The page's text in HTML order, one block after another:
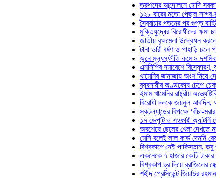
তরুণদের আন্দোলনে মোদি সরকার
১২৮ বারের মতো পেছাল সাগর-রুনি
স্বৈরাচার পতনের পর গুপ্ত বাহিনীর
মুক্তিযুদ্ধের বিরোধীদের ক্ষমা চাইতে
জাতীয় বৃক্ষমেলা উদ্বোধন করলেন
টানা ভারী বর্ষণ ও পাহাড়ি ঢলে
জুনে মূল্যস্ফীতি কমে ৯ দশমিক ১৬
এনসিপির সমাবেশে বিস্ফোরণ,
খামেনির জানাজায় অংশ নিয়ে দেশে
ব্যবসায়ীর অণ্ডকোষ চেপে চেক-
ইমাম খামেনির রাষ্ট্রীয়
বিরোধী দলকে জয়নুল আবদিন,
স্কটল্যান্ডের বিপক্ষে ‘বাঁচা-মরার
১৭ ডেপুটি ও সহকারী অ্যাটর্নি
অবশেষে ছেলের খেলা দেখতে মাঠে
মেসি বলেই লাল কার্ড দেননি রেফারি!
বিশ্বকাপে নেই পাকিস্তান, তবু
একনেকে ৭ হাজার কোটি টাকার ৫
বিশ্বকাপ ড্র দিয়ে ব্রাজিলের হেক্সা
শহীদ প্রেসিডেন্ট জিয়াউর রহমান